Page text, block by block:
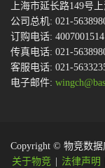
上海市延长路149号
公司总机: 021-
订购电话: 4007001514
传真电话: 021-
客服电话: 021-
电子邮件:
Copyright © 物竞数据
关于物竞
法律声明